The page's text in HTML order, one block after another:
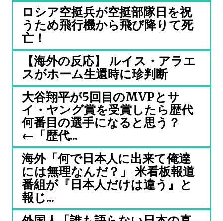
ロシア空挺兵が空挺部隊日を祝
うため飛行機から飛び降りて死
亡！
【海外の反応】 ルイス・アラエ
スがホーム生還時に珍判断
大谷翔平が5回目のMVPとサ
イ・ヤング賞を受賞したら歴代
何番目の選手になると思う？
←「歴代...
海外「何で日本人に出来て俺達
には無理なんだ？」 米看板報道
番組が『日本人だけは違う』と
報じ...